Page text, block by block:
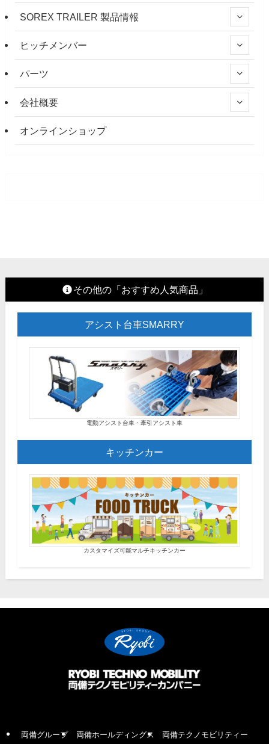
SOREX TRAILER 製品情報
ヒッチメンバー
パーツ
会社概要
オンラインショップ
その他の「おすすめ人気商品」
アシスト台車SMARRY
電動アシスト台車・牽引アシスト車
キッチンカー
カスタマイズ可能マルチキッチンカー
両備グループ 両備ホールディングス 両備テクノモビリティー